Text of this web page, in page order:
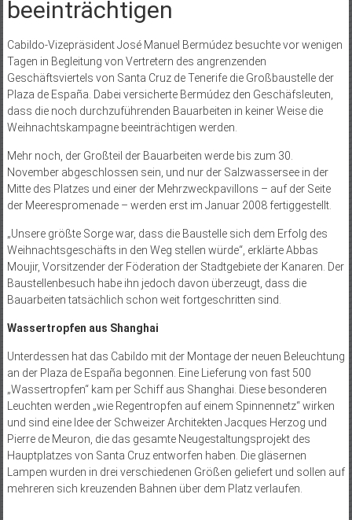
beeinträchtigen
Cabildo-Vizepräsident José Manuel Bermúdez besuchte vor wenigen
Tagen in Begleitung von Vertretern des angrenzenden
Geschäftsviertels von Santa Cruz de Tenerife die Großbaustelle der
Plaza de España. Dabei versicherte Bermúdez den Geschäfsleuten,
dass die noch durchzuführenden Bauarbeiten in keiner Weise die
Weihnachtskampagne beeinträchtigen werden.
Mehr noch, der Großteil der Bauarbeiten werde bis zum 30.
November abgeschlossen sein, und nur der Salzwassersee in der
Mitte des Platzes und einer der Mehrzweckpavillons – auf der Seite
der Meerespromenade – werden erst im Januar 2008 fertiggestellt.
„Unsere größte Sorge war, dass die Baustelle sich dem Erfolg des
Weihnachtsgeschäfts in den Weg stellen würde“, erklärte Abbas
Moujir, Vorsitzender der Föderation der Stadtgebiete der Kanaren. Der
Baustellenbesuch habe ihn jedoch davon überzeugt, dass die
Bauarbeiten tatsächlich schon weit fortgeschritten sind.
Wassertropfen aus Shanghai
Unterdessen hat das Cabildo mit der Montage der neuen Beleuchtung
an der Plaza de España begonnen. Eine Lieferung von fast 500
„Wassertropfen“ kam per Schiff aus Shanghai. Diese besonderen
Leuchten werden „wie Regentropfen auf einem Spinnennetz“ wirken
und sind eine Idee der Schweizer Architekten Jacques Herzog und
Pierre de Meuron, die das gesamte Neugestaltungsprojekt des
Hauptplatzes von Santa Cruz entworfen haben. Die gläsernen
Lampen wurden in drei verschiedenen Größen geliefert und sollen auf
mehreren sich kreuzenden Bahnen über dem Platz verlaufen.